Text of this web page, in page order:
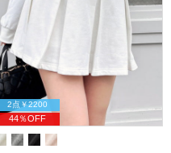
2点￥2200
44％OFF